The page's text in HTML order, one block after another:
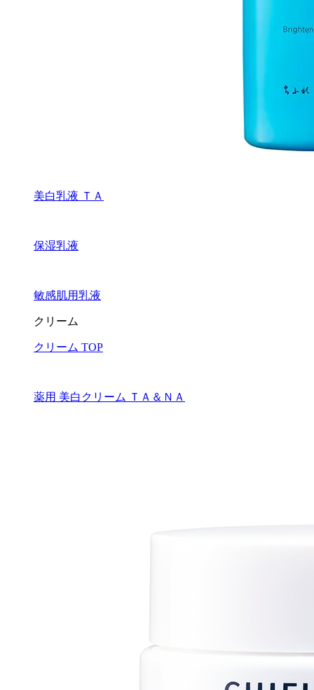
美白乳液 ＴＡ
保湿乳液
敏感肌用乳液
クリーム
クリーム TOP
薬用 美白クリーム ＴＡ＆ＮＡ